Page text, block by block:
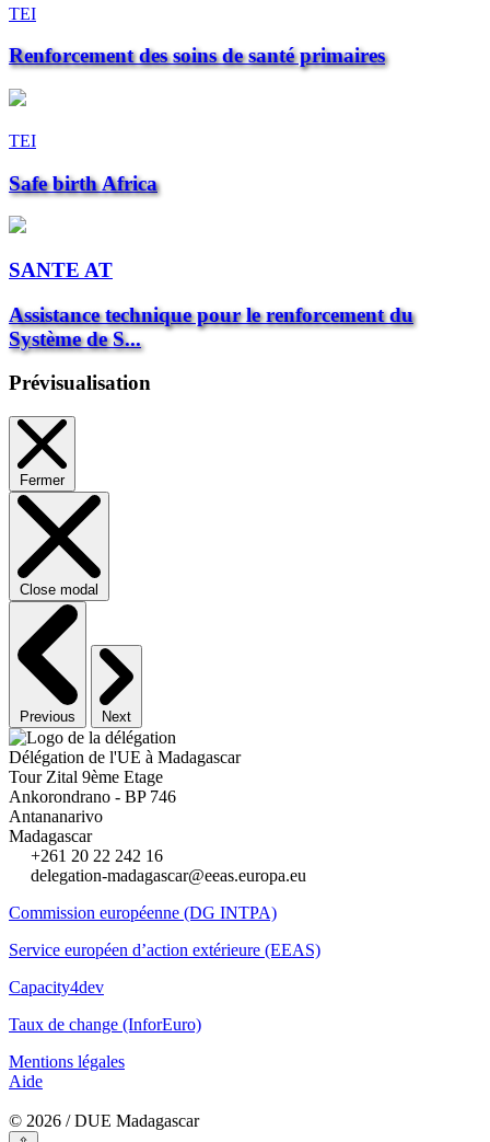
TEI
Renforcement des soins de santé primaires
TEI
Safe birth Africa
SANTE AT
Assistance technique pour le renforcement du
Système de S...
Prévisualisation
Fermer
Close modal
Previous Next
Délégation de l'UE à Madagascar
Tour Zital 9ème Etage
Ankorondrano - BP 746
Antananarivo
Madagascar
+261 20 22 242 16
delegation-madagascar@eeas.europa.eu
Commission européenne (DG INTPA)
Service européen d’action extérieure (EEAS)
Capacity4dev
Taux de change (InforEuro)
Mentions légales
Aide
© 2026 / DUE Madagascar